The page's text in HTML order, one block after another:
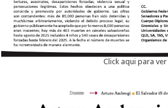
Click aqui para ver